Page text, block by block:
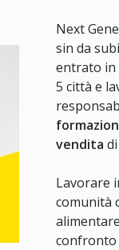
Next
sin da
entrato in
5 città e
vendita
Lavorare
comunità
confronto